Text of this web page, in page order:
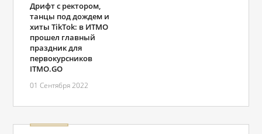
Дрифт с ректором,
танцы под дождем и
хиты TikTok: в ИТМО
прошел главный
праздник для
первокурсников
ITMO.GO
01 Сентября 2022